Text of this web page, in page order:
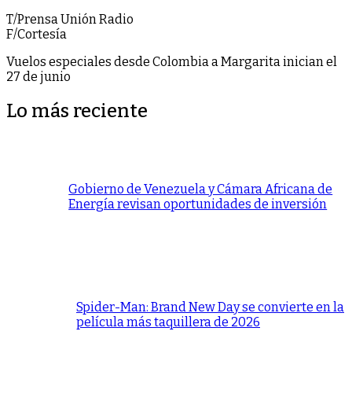
T/Prensa Unión Radio
F/Cortesía
Vuelos especiales desde Colombia a Margarita inician el
27 de junio
Lo más reciente
Gobierno de Venezuela y Cámara Africana de
Energía revisan oportunidades de inversión
Spider-Man: Brand New Day se convierte en la
película más taquillera de 2026